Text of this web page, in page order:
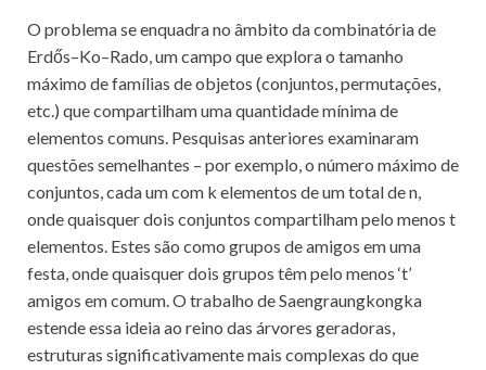
O problema se enquadra no âmbito da combinatória de
Erdős–Ko–Rado, um campo que explora o tamanho
máximo de famílias de objetos (conjuntos, permutações,
etc.) que compartilham uma quantidade mínima de
elementos comuns. Pesquisas anteriores examinaram
questões semelhantes – por exemplo, o número máximo de
conjuntos, cada um com k elementos de um total de n,
onde quaisquer dois conjuntos compartilham pelo menos t
elementos. Estes são como grupos de amigos em uma
festa, onde quaisquer dois grupos têm pelo menos ‘t’
amigos em comum. O trabalho de Saengraungkongka
estende essa ideia ao reino das árvores geradoras,
estruturas significativamente mais complexas do que